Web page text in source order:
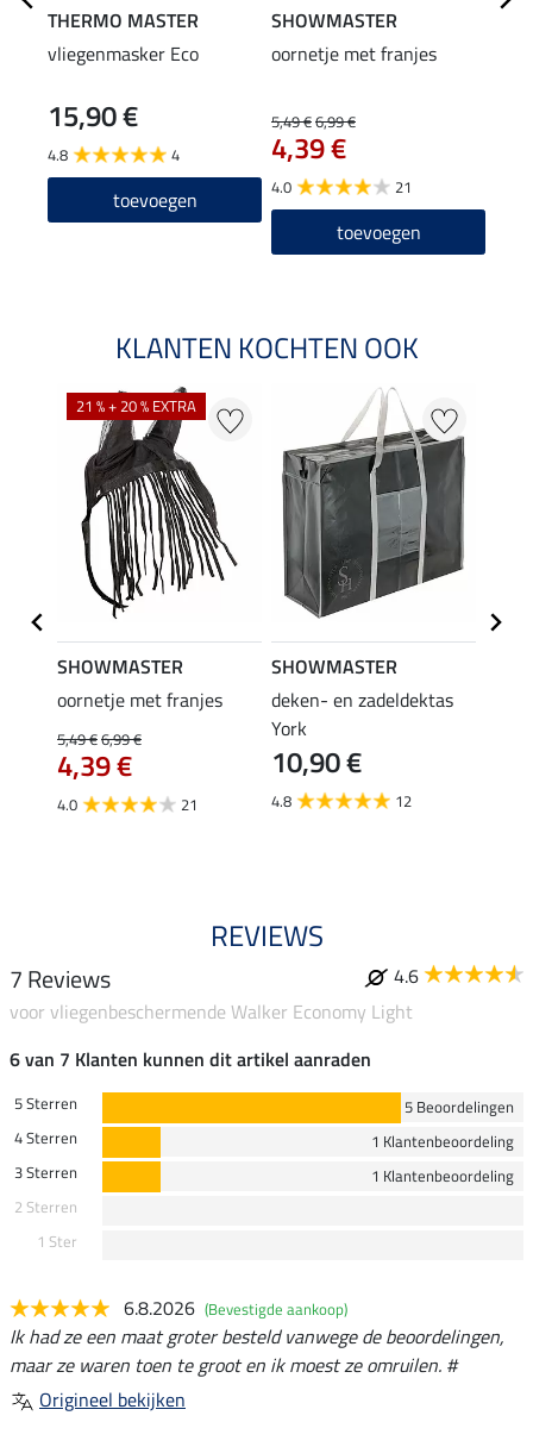
THERMO MASTER
vliegenmasker Eco
15,90 €
4.8 4
toevoegen
SHOWMASTER
oornetje met franjes
5,49 €6,99 €
4,39 €
4.0 21
toevoegen
KLANTEN KOCHTEN OOK
21 % + 20 % EXTRA
SHOWMASTER
oornetje met franjes
5,49 €6,99 €
4,39 €
4.0 21
SHOWMASTER
deken- en zadeldektas
York
10,90 €
4.8 12
REVIEWS
7 Reviews
4.6
voor vliegenbeschermende Walker Economy Light
6 van 7 Klanten kunnen dit artikel aanraden
5 Sterren
5 Beoordelingen
4 Sterren
1 Klantenbeoordeling
3 Sterren
1 Klantenbeoordeling
2 Sterren
1 Ster
6.8.2026 (Bevestigde aankoop)
Ik had ze een maat groter besteld vanwege de beoordelingen,
maar ze waren toen te groot en ik moest ze omruilen. #
Origineel bekijken